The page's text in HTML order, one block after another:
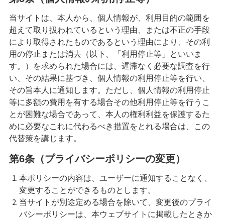
当サイトは、本人から、個人情報が、利用目的の範囲を
超えて取り扱われているという理由、または不正の手段
により取得されたものであるという理由により、その利
用の停止または消去（以下、「利用停止等」といいま
す。）を求められた場合には、遅滞なく必要な調査を行
い、その結果に基づき、個人情報の利用停止等を行い、
その旨本人に通知します。ただし、個人情報の利用停止
等に多額の費用を有する場合その他利用停止等を行うこ
とが困難な場合であって、本人の権利利益を保護するた
めに必要なこれに代わるべき措置をとれる場合は、この
代替策を講じます。
第6条（プライバシーポリシーの変更）
本ポリシーの内容は、ユーザーに通知することなく、
変更することができるものとします。
当サイトが別途定める場合を除いて、変更後のプライ
バシーポリシーは、本ウェブサイトに掲載したときか